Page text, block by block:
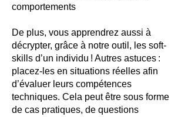
comportements
De plus, vous apprendrez aussi à
décrypter, grâce à notre outil, les soft-
skills d’un individu ! Autres astuces :
placez-les en situations réelles afin
d’évaluer leurs compétences
techniques. Cela peut être sous forme
de cas pratiques, de questions